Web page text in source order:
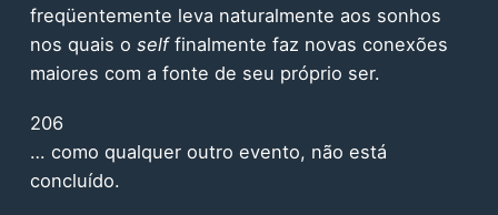
freqüentemente leva naturalmente aos sonhos
nos quais o selffinalmente faz novas conexões
maiores com a fonte de seu próprio ser.
206
… como qualquer outro evento, não está
concluído.